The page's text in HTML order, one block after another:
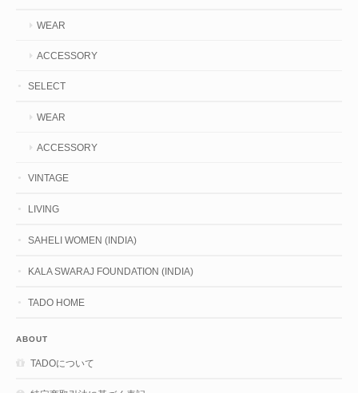
WEAR
ACCESSORY
SELECT
WEAR
ACCESSORY
VINTAGE
LIVING
SAHELI WOMEN (INDIA)
KALA SWARAJ FOUNDATION (INDIA)
TADO HOME
ABOUT
TADOについて